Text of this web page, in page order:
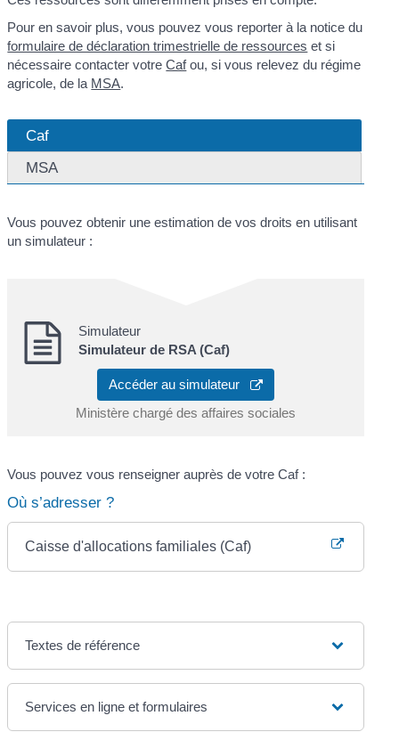
Pour en savoir plus, vous pouvez vous reporter à la notice du
formulaire de déclaration trimestrielle de ressources et si
nécessaire contacter votreCafou, si vous relevez du régime
agricole, de la MSA.
Caf
MSA
Vous pouvez obtenir une estimation de vos droits en utilisant
un simulateur :
Simulateur
Simulateur de RSA (Caf)
Accéder au simulateur
Ministère chargé des affaires sociales
Vous pouvez vous renseigner auprès de votre Caf :
Où s’adresser ?
Caisse d'allocations familiales (Caf)
Textes de référence
Services en ligne et formulaires